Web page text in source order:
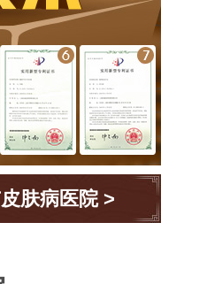
肤病医院>